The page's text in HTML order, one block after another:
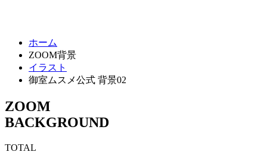
ホーム
ZOOM背景
イラスト
御室ムスメ公式 背景02
ZOOM
BACKGROUND
TOTAL